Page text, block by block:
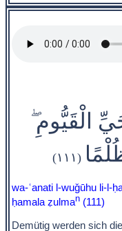
الْقَيُّومِ
(١١١)
wa-ʿanati l-wuǧūhu li-l-
ḥamala ẓulman (111)
Demütig werden sich